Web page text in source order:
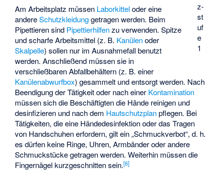
z­
st
uf
e
1
Am Arbeitsplatz müssen Laborkitteloder eine
andereSchutzkleidunggetragen werden. Beim
Pipettieren sind Pipettierhilfenzu verwenden. Spitze
und scharfe Arbeitsmittel (z. B. Kanülenoder
Skalpelle) sollen nur im Ausnahmefall benutzt
werden. Anschließend müssen sie in
verschließbaren Abfallbehältern (z. B. einer
Kanülenabwurfbox) gesammelt und entsorgt werden. Nach
Beendigung der Tätigkeit oder nach einer Kontamination
müssen sich die Beschäftigten die Hände reinigen und
desinfizieren und nach dem Hautschutzplanpflegen. Bei
Tätigkeiten, die eine Händedesinfektion oder das Tragen
von Handschuhen erfordern, gilt ein „Schmuckverbot“, d. h.
es dürfen keine Ringe, Uhren, Armbänder oder andere
Schmuckstücke getragen werden. Weiterhin müssen die
Fingernägel kurzgeschnitten sein.[6]